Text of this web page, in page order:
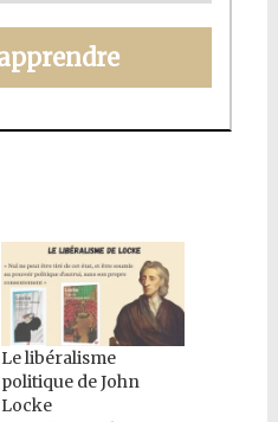
Le libéralisme
politique de John
Locke